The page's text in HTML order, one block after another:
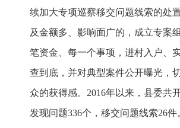
续加大专项巡察移交问题线索的处
及金额多、影响面广的，成立专案
笔资金、每一个事项，进村入户、
查到底，并对典型案件公开曝光，
众的获得感。2016年以来，县委共
发现问题336个，移交问题线索26件